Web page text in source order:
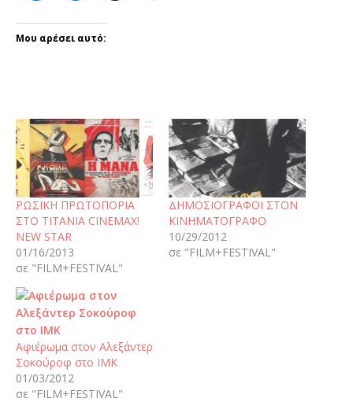
Μου αρέσει αυτό:
ΡΩΣΙΚΗ ΠΡΩΤΟΠΟΡΙΑ
ΣΤΟ ΤΙΤΑΝΙΑ CINEMAX!
NEW STAR
01/16/2013
σε "FILM+FESTIVAL"
ΔΗΜΟΣΙΟΓΡΑΦΟΙ ΣΤΟΝ
ΚΙΝΗΜΑΤΟΓΡΑΦΟ
10/29/2012
σε "FILM+FESTIVAL"
Αφιέρωμα στον Αλεξάντερ
Σοκούροφ στο ΙΜΚ
01/03/2012
σε "FILM+FESTIVAL"